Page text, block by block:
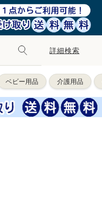
詳細検索
ベビー用品 介護用品